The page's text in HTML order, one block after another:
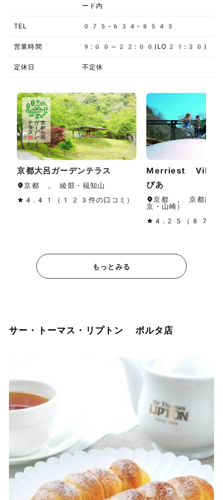
ード内
TEL 075-634-8545
営業時間 9:00～22:00(LO21:30)
定休日 不定休
京都大呂ガーデンテラス
京都 , 綾部・福知山
4.41（123件の口コミ）
Merriest
ぴあ
京都 , 京都南部
京・山崎）
4.25（87件の
もっとみる
サー・トーマス・リプトン ポルタ店